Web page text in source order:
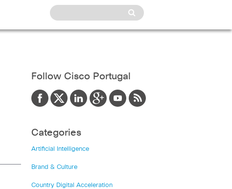
Follow Cisco Portugal
Categories
Artificial Intelligence
Brand & Culture
Country Digital Acceleration